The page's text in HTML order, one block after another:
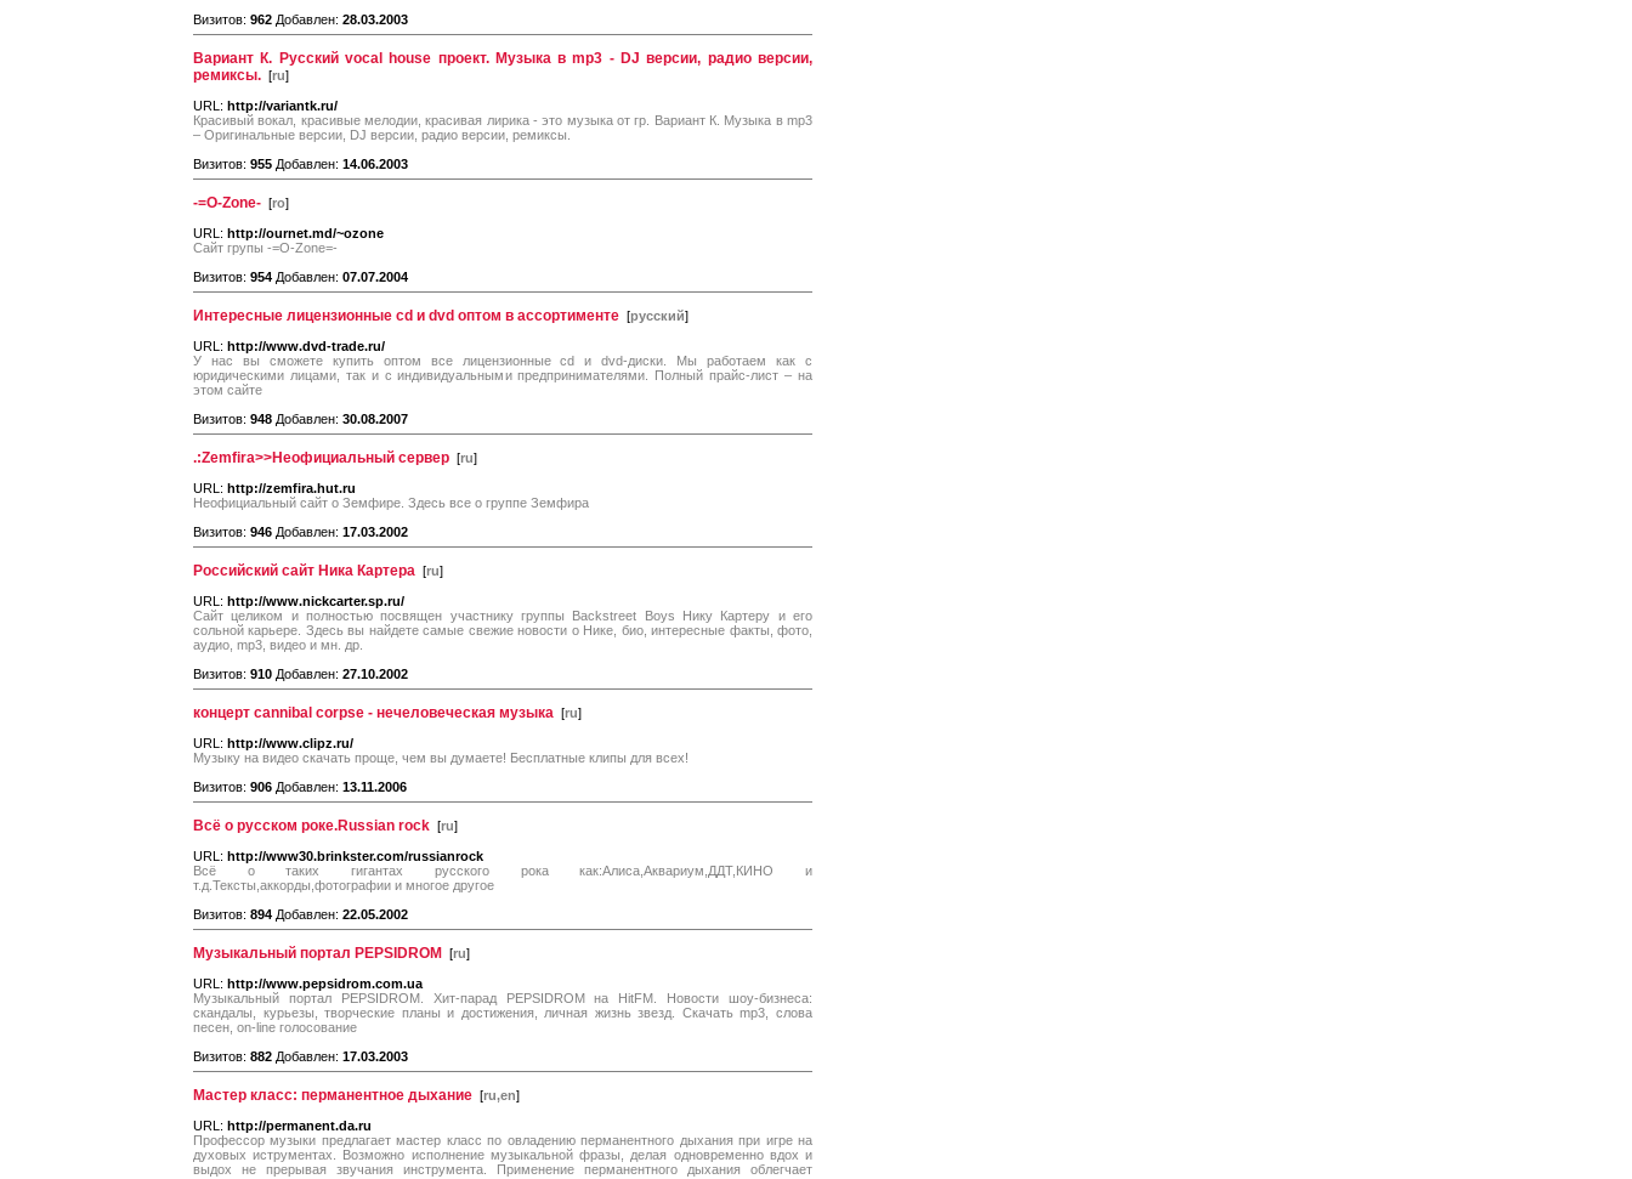
Визитов: 962 Добавлен: 28.03.2003
Вариант К. Русский vocal house проект. Музыка в mp3 - DJ версии, радио версии,
ремиксы. [ru]
URL: http://variantk.ru/
Красивый вокал, красивые мелодии, красивая лирика - это музыка от гр. Вариант К. Музыка в mp3
– Оригинальные версии, DJ версии, радио версии, ремиксы.
Визитов: 955 Добавлен: 14.06.2003
-=O-Zone- [ro]
URL: http://ournet.md/~ozone
Сайт групы -=O-Zone=-
Визитов: 954 Добавлен: 07.07.2004
Интересные лицензионные cd и dvd оптом в ассортименте [русский]
URL: http://www.dvd-trade.ru/
У нас вы сможете купить оптом все лицензионные cd и dvd-диски. Мы работаем как с
юридическими лицами, так и с индивидуальными предпринимателями. Полный прайс-лист – на
этом сайте
Визитов: 948 Добавлен: 30.08.2007
.:Zemfira>>Неофициальный сервер [ru]
URL: http://zemfira.hut.ru
Неофициальный сайт о Земфире. Здесь все о группе Земфира
Визитов: 946 Добавлен: 17.03.2002
Российский сайт Ника Картера [ru]
URL: http://www.nickcarter.sp.ru/
Сайт целиком и полностью посвящен участнику группы Backstreet Boys Нику Картерy и его
сольной карьере. Здесь вы найдете самые свежие новости о Нике, био, интересные факты, фото,
аудио, mp3, видео и мн. др.
Визитов: 910 Добавлен: 27.10.2002
концерт cannibal corpse - нечеловеческая музыка [ru]
URL: http://www.clipz.ru/
Музыку на видео скачать проще, чем вы думаете! Бесплатные клипы для всех!
Визитов: 906 Добавлен: 13.11.2006
Всё о русском роке.Russian rock [ru]
URL: http://www30.brinkster.com/russianrock
Всё о таких гигантах русского рока как:Алиса,Аквариум,ДДТ,КИНО и
т.д.Тексты,аккорды,фотографии и многое другое
Визитов: 894 Добавлен: 22.05.2002
Музыкальный портал PEPSIDROM [ru]
URL: http://www.pepsidrom.com.ua
Музыкальный портал PEPSIDROM. Хит-парад PEPSIDROM на HitFM. Новости шоу-бизнеса:
скандалы, курьезы, творческие планы и достижения, личная жизнь звезд. Скачать mp3, слова
песен, on-line голосование
Визитов: 882 Добавлен: 17.03.2003
Мастер класс: перманентное дыхание [ru,en]
URL: http://permanent.da.ru
Профессор музыки предлагает мастер класс по овладению перманентного дыхания при игре на
духовых иструментах. Возможно исполнение музыкальной фразы, делая одновременно вдох и
выдох не прерывая звучания инструмента. Применение перманентного дыхания облегчает